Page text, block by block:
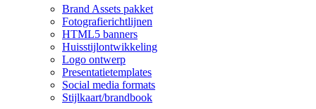
Brand Assets pakket
Fotografierichtlijnen
HTML5 banners
Huisstijlontwikkeling
Logo ontwerp
Presentatietemplates
Social media formats
Stijlkaart/brandbook